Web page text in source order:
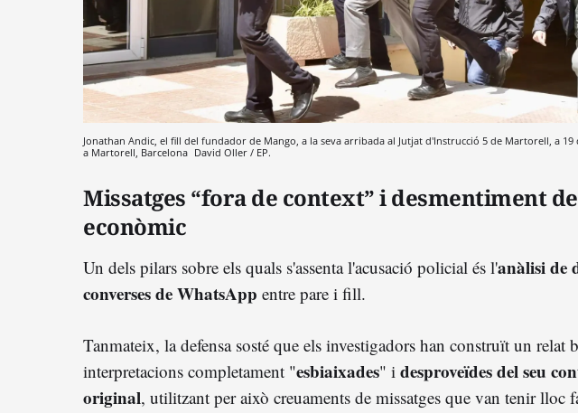
Jonathan Andic, el fill del fundador de Mango, a la seva arribada al Jutjat d'Instrucció 5 de Martorell, a 19
a Martorell, Barcelona David Oller / EP.
Missatges “fora de context” i desmentiment
econòmic
Un dels pilars sobre els quals s'assenta l'acusació policial és l'anàlisi de
converses de WhatsApp entre pare i fill.
Tanmateix, la defensa sosté que els investigadors han construït un relat
interpretacions completament "esbiaixades" i desproveïdes del seu
original, utilitzant per això creuaments de missatges que van tenir lloc